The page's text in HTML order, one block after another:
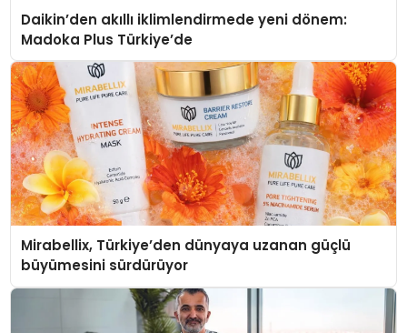
Daikin’den akıllı iklimlendirmede yeni dönem:
Madoka Plus Türkiye’de
Mirabellix, Türkiye’den dünyaya uzanan güçlü
büyümesini sürdürüyor